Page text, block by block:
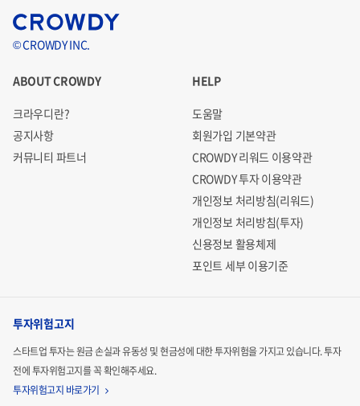
시장성 및 수익성
목표시장 분석
"2040년에 판매되는 승용차의 57%, 전 세계 승용차의 30%
이상이 전기차가 될 것이다. 새로 판매되는 시내버스(munici
pal bus)의 전기차 비중은 81%에 달할 것이다. 미국과 중국
의 상업용 자동차 시장에서는, 경량급에서 56% 중형에서는 3
1%가 전기차가 될 전망이다." - BNEF(Bloomberg new ener
gy finance) ‘2019 전기차 전망(Electric Vehicle Outlook 201
© CROWDY INC.
ABOUT CROWDY
크라우디란?
공지사항
커뮤니티 파트너
HELP
도움말
회원가입 기본약관
CROWDY 리워드 이용약관
CROWDY 투자 이용약관
개인정보 처리방침(리워드)
개인정보 처리방침(투자)
신용정보 활용체제
포인트 세부 이용기준
투자위험고지
스타트업 투자는 원금 손실과 유동성 및 현금성에 대한 투자위험을 가지고 있습니다.투자
전에 투자위험고지를 꼭 확인해주세요.
투자위험고지 바로가기